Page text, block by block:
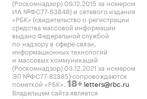
(Роскомнадзор) 09.12.2015 за номером
ИА №ФС77-63848) и сетевого издания
«РБК» (свидетельство о регистрации
средства массовой информации
выдано Федеральной службой
по надзору в сфере связи,
информационных технологий
и массовых коммуникаций
(Роскомнадзор) 03.12.2021 за номером
ЭЛ №ФС77-82385) сопровождаются
пометкой «РБК». 18+ letters@rbc.ru
Владельцем сайта является